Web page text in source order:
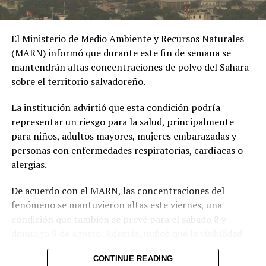
Ibagué a una joven de
19 años señalada de
extorsionar al hombre
con quien sostuvo una
relación
extramatrimonial, a
quien amenazaba con
exponer material íntimo
y contarle a su esposa
si no le entregaba la
suma de 25 millones de
pesos.
pic.twitter.com/
El Ministerio de Medio Ambiente y Recursos Naturales
(MARN) informó que durante este fin de semana se
mantendrán altas concentraciones de polvo del Sahara
sobre el territorio salvadoreño.
La institución advirtió que esta condición podría
representar un riesgo para la salud, principalmente
para niños, adultos mayores, mujeres embarazadas y
personas con enfermedades respiratorias, cardíacas o
alergias.
De acuerdo con el MARN, las concentraciones del
fenómeno se mantuvieron altas este viernes, una
condición que también se prevé para el sábado 8 y
permanecerá brumosa y que el nivel de riesgo para la
CONTINUE READING